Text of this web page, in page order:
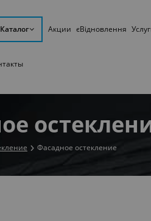
Каталог Акции єВідновлення
Фасадное остекление